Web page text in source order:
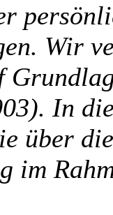
Wir
In
über
im